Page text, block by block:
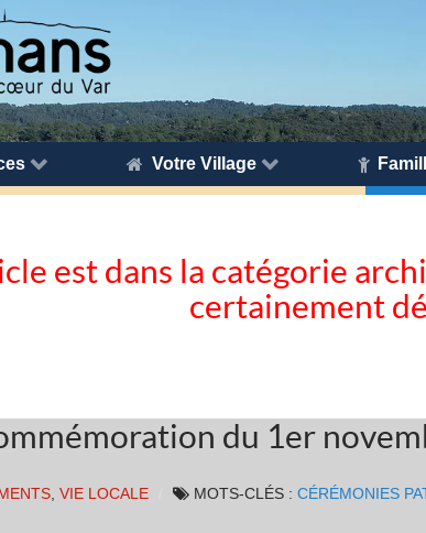
Votre Village
est dans la catégorie
certainement
du 1er
VIE LOCALE MOTS-CLÉS : CÉRÉMONIES